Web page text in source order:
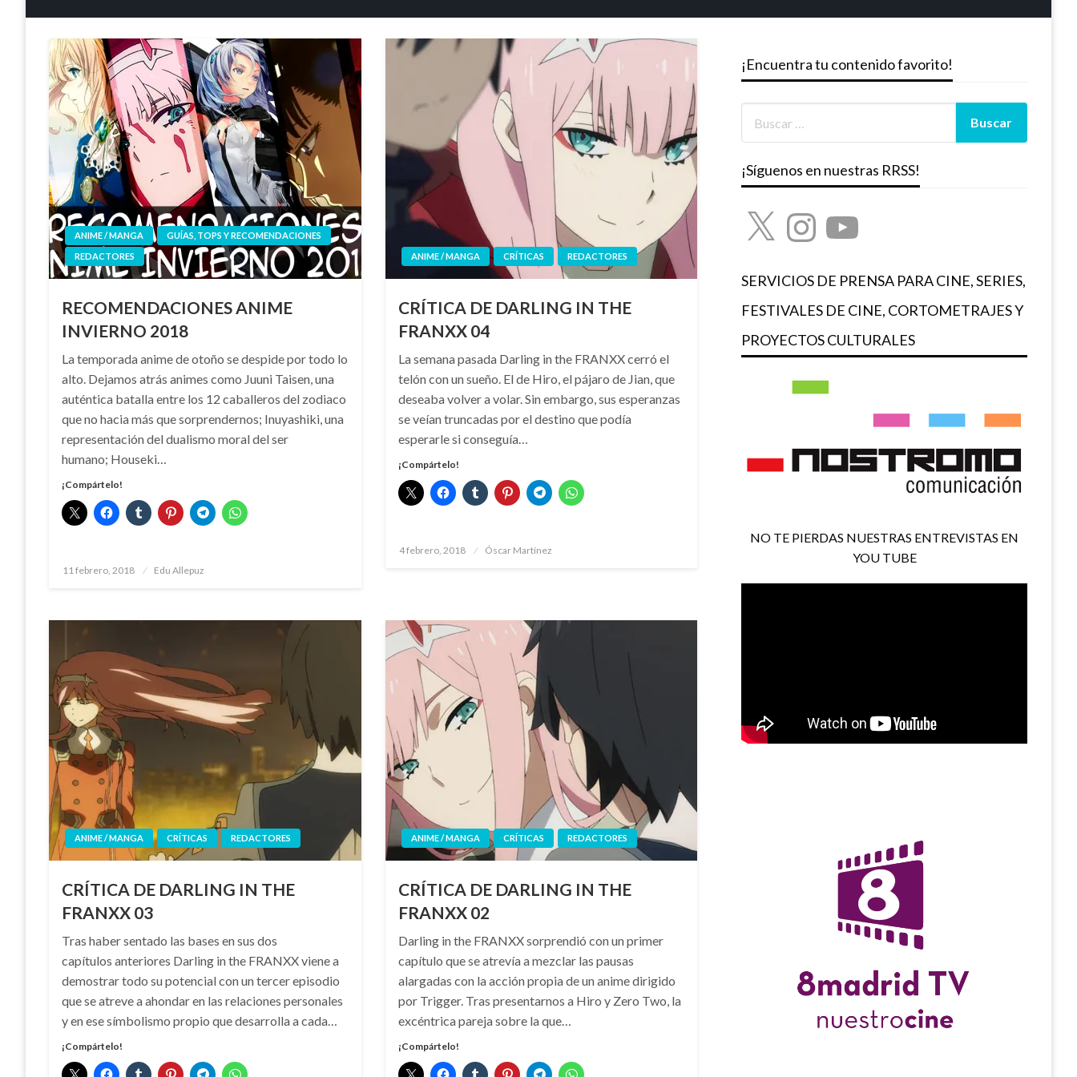
ANIME / MANGA
GUÍAS, TOPS Y RECOMENDACIONES
REDACTORES
RECOMENDACIONES ANIME
INVIERNO 2018
La temporada anime de otoño se despide por todo lo
alto. Dejamos atrás animes como Juuni Taisen, una
auténtica batalla entre los 12 caballeros del zodiaco
que no hacia más que sorprendernos; Inuyashiki, una
representación del dualismo moral del ser
humano; Houseki…
¡Compártelo!
Publicado
11 febrero, 2018 Edu Allepuz
ANIME / MANGA CRÍTICAS REDACTORES
CRÍTICA DE DARLING IN THE
FRANXX 04
La semana pasada Darling in the FRANXX cerró el
telón con un sueño. El de Hiro, el pájaro de Jian, que
deseaba volver a volar. Sin embargo, sus esperanzas
se veían truncadas por el destino que podía
esperarle si conseguía…
¡Compártelo!
Publicado
4 febrero, 2018 Óscar Martínez
ANIME / MANGA CRÍTICAS REDACTORES
CRÍTICA DE DARLING IN THE
FRANXX 03
Tras haber sentado las bases en sus dos
capítulos anteriores Darling in the FRANXX viene a
demostrar todo su potencial con un tercer episodio
que se atreve a ahondar en las relaciones personales
y en ese símbolismo propio que desarrolla a cada…
¡Compártelo!
ANIME / MANGA CRÍTICAS REDACTORES
CRÍTICA DE DARLING IN THE
FRANXX 02
Darling in the FRANXX sorprendió con un primer
capítulo que se atrevía a mezclar las pausas
alargadas con la acción propia de un anime dirigido
por Trigger. Tras presentarnos a Hiro y Zero Two, la
excéntrica pareja sobre la que…
¡Compártelo!
¡Encuentra tu contenido favorito!
¡Síguenos en nuestras RRSS!
X InstagramYouTube
SERVICIOS DE PRENSA PARA CINE, SERIES,
FESTIVALES DE CINE, CORTOMETRAJES Y
PROYECTOS CULTURALES
NO TE PIERDAS NUESTRAS ENTREVISTAS EN
YOU TUBE